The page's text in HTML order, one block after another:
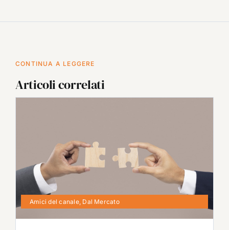
CONTINUA A LEGGERE
Articoli correlati
Amici del canale, Dal Mercato